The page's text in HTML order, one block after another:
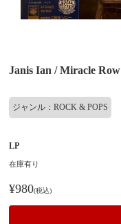
Janis Ian / Miracle Row
ジャンル：ROCK & POPS
LP
在庫有り
¥980(税込)